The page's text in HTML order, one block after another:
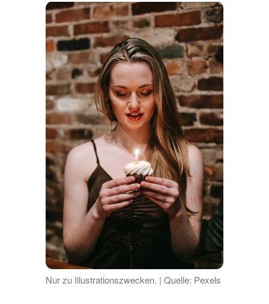
Nur zu Illustrationszwecken. | Quelle: Pexels